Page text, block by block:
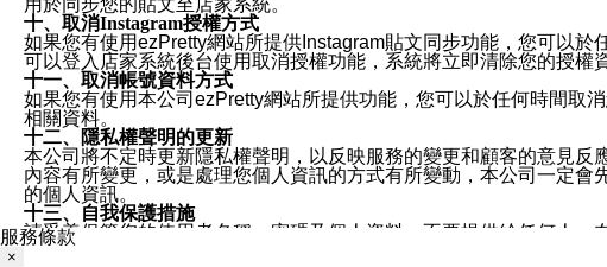
十、取消Instagram授權方式
如果您有使用ezPretty網站所提供Instagram貼文同步功能，您可以
可以登入店家系統後台使用取消授權功能，系統將立即清除您的授權
十一、取消帳號資料方式
如果您有使用本公司ezPretty網站所提供功能，您可以於任何時間取
相關資料。
十二、隱私權聲明的更新
本公司將不定時更新隱私權聲明，以反映服務的變更和顧客的意見
內容有所變更，或是處理您個人資訊的方式有所變動，本公司一定
的個人資訊。
十三、自我保護措施
請妥善保管您的使用者名稱、密碼及個人資料，不要提供給任何人
窗，以防止他人讀取您的個人資料、信件或進入所機關管理區。
服務條款
×